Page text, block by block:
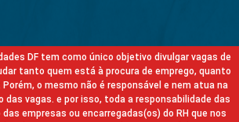
DF tem como único objetivo divulgar vagas de
tanto quem está à procura de emprego, quanto
o mesmo não é responsável e nem atua na
vagas. e por isso, toda a responsabilidade das
empresas ou encarregadas(os) do RH que nos